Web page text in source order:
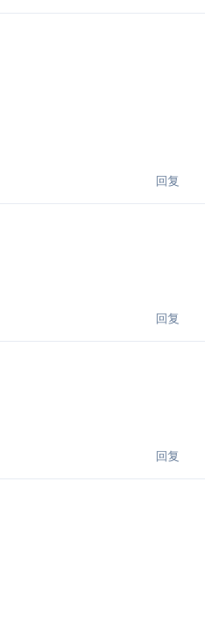
回复
回复
回复